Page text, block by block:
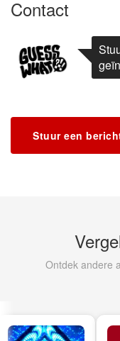
Contact
Stuur een
Ontdek andere